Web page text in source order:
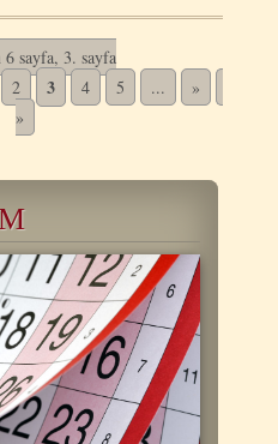
6 sayfa, 3. sayfa
2 3 4 5 ... »
»